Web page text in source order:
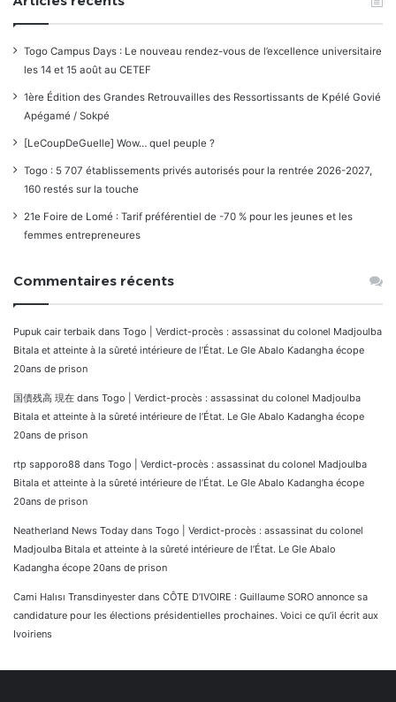
Togo Campus Days : Le nouveau rendez-vous de l’excellence universitaire
les 14 et 15 août au CETEF
1ère Édition des Grandes Retrouvailles des Ressortissants de Kpélé Govié
Apégamé / Sokpé
[LeCoupDeGuelle] Wow… quel peuple ?
Togo : 5 707 établissements privés autorisés pour la rentrée 2026-2027,
160 restés sur la touche
21e Foire de Lomé : Tarif préférentiel de -70 % pour les jeunes et les
femmes entrepreneures
Commentaires récents
Pupuk cair terbaik dans Togo | Verdict-procès : assassinat du colonel Madjoulba
Bitala et atteinte à la sûreté intérieure de l’État. Le Gle Abalo Kadangha écope
20ans de prison
国債残高 現在 dans Togo | Verdict-procès : assassinat du colonel Madjoulba
Bitala et atteinte à la sûreté intérieure de l’État. Le Gle Abalo Kadangha écope
20ans de prison
rtp sapporo88 dans Togo | Verdict-procès : assassinat du colonel Madjoulba
Bitala et atteinte à la sûreté intérieure de l’État. Le Gle Abalo Kadangha écope
20ans de prison
Neatherland News Today dans Togo | Verdict-procès : assassinat du colonel
Madjoulba Bitala et atteinte à la sûreté intérieure de l’État. Le Gle Abalo
Kadangha écope 20ans de prison
Cami Halısı Transdinyester dans CÔTE D’IVOIRE : Guillaume SORO annonce sa
candidature pour les élections présidentielles prochaines. Voici ce qu’il écrit aux
Ivoiriens